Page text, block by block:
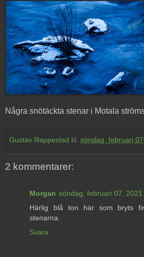
Några snötäckta stenar i Motala
Gustav Rappestad kl. söndag, februari
2 kommentarer:
Morgan söndag, februari 07, 2021
Härlig blå ton här som bryts
stenarna.
Svara